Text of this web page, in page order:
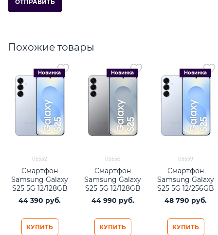
Похожие товары
Новинка
05532
Смартфон
Samsung Galaxy
S25 5G 12/128GB
Icyblue
44 390 руб.
КУПИТЬ
Новинка
05536
Смартфон
Samsung Galaxy
S25 5G 12/128GB
Silver Shadow
44 990 руб.
КУПИТЬ
Новинка
05539
Смартфон
Samsung Galaxy
S25 5G 12/256GB
Icyblue
48 790 руб.
КУПИТЬ